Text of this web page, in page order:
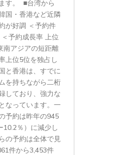
す。 ■台湾から
国・香港など近隣
が好調 ＜予約件
予約成長率 上位
南アジアの短距離
上位5位を独占し
と香港は、すでに
を持ちながら二桁
しており、強力な
なっています。一
予約は昨年の945
10.2％）に減少し
の予約は全体で見
件から3,453件